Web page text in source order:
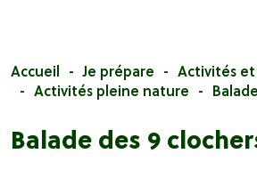
Accueil Je prépare
Activités
Activités pleine nature
Balade des 9